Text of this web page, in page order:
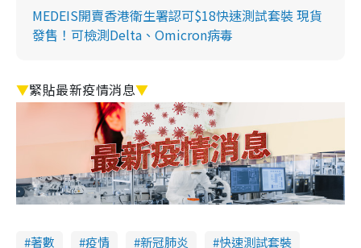
MEDEIS開賣香港衛生署認可$18快速測試套裝 現貨
發售！可檢測Delta、Omicron病毒
▼緊貼最新疫情消息▼
著數 疫情 新冠肺炎
快速測試套裝